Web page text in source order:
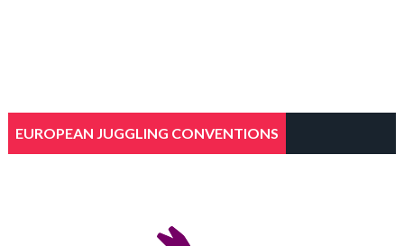
EUROPEAN JUGGLING CONVENTIONS